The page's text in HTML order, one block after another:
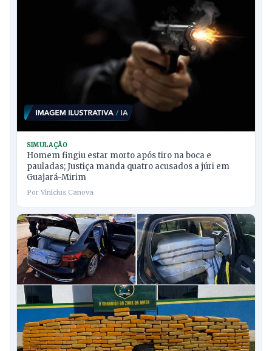
SIMULAÇÃO
Homem fingiu estar morto após tiro na boca e
pauladas; Justiça manda quatro acusados a júri em
Guajará-Mirim
Por Vinicius Canova